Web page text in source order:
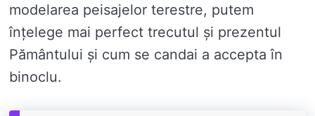
modelarea peisajelor terestre, putem
înțelege mai perfect trecutul și prezentul
Pământului și cum se candai a accepta în
binoclu.